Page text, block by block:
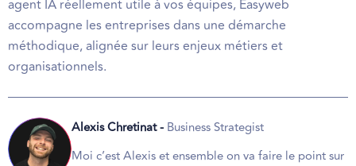
agent IA réellement utile à vos équipes, Easyweb
accompagne les entreprises dans une démarche
méthodique, alignée sur leurs enjeux métiers et
organisationnels.
Alexis Chretinat - Business Strategist
Moi c’est Alexis et ensemble on va faire le point sur